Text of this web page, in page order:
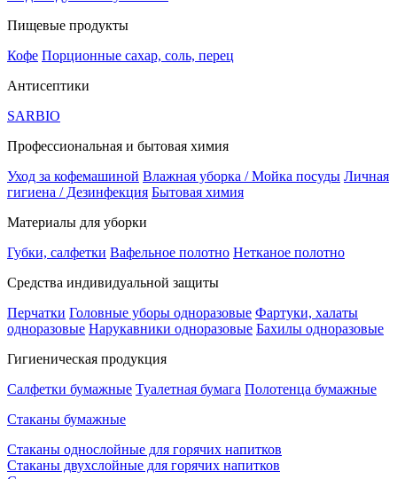
Пищевые продукты
Кофе Порционные сахар, соль, перец
Антисептики
SARBIO
Профессиональная и бытовая химия
Уход за кофемашиной Влажная уборка / Мойка посуды Личная
гигиена / Дезинфекция Бытовая химия
Материалы для уборки
Губки, салфетки Вафельное полотно Нетканое полотно
Средства индивидуальной защиты
Перчатки Головные уборы одноразовые Фартуки, халаты
одноразовые Нарукавники одноразовые Бахилы одноразовые
Гигиеническая продукция
Салфетки бумажные Туалетная бумага Полотенца бумажные
Стаканы бумажные
Стаканы однослойные для горячих напитков
Стаканы двухслойные для горячих напитков